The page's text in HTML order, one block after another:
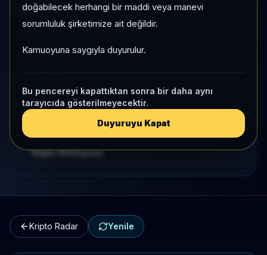
doğabilecek herhangi bir maddi veya manevi
sorumluluk şirketimize ait değildir.
Kamuoyuna saygıyla duyurulur.
Bu pencereyi kapattıktan sonra bir daha aynı
tarayıcıda gösterilmeyecektir.
Duyuruyu Kapat
#579
Global market cap sıralaması
HIZLI GEÇIŞ
Kripto Karşılaştırma
Kategori Benchmark
Kripto Workspace
Kripto Radar Yenile